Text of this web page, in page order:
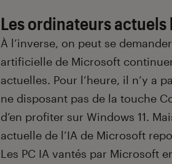
Les ordinateurs
À l’inverse, on peut se
artificielle de Microsoft
actuelles. Pour l’heure, il n’y a
ne disposant pas de la touche
d’en profiter sur Windows 11.
actuelle de l’IA de Microsoft
Les PC IA vantés par Microsoft